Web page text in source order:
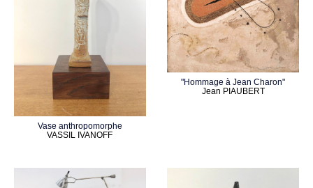
Vase anthropomorphe
VASSIL IVANOFF
"Hommage à Jean Charon"
Jean PIAUBERT